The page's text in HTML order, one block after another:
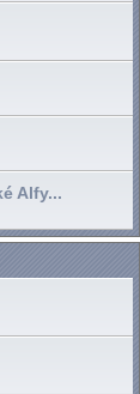
Alfy...